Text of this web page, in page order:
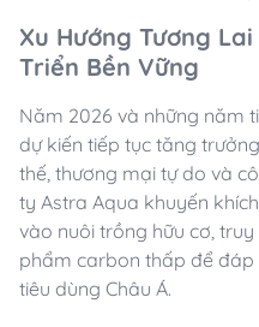
Xu Hướng Tương
Triển Bền Vững
Năm 2026 và những năm
dự kiến tiếp tục tăng
thế, thương mại tự do và
ty Astra Aqua khuyến
vào nuôi trồng hữu cơ,
phẩm carbon thấp để đáp
tiêu dùng Châu Á.